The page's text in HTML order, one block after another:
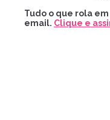
Tudo o que rola
email. Clique e